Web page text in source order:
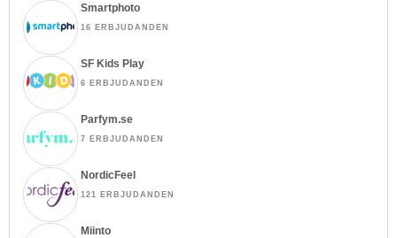
Smartphoto
16 ERBJUDANDEN
SF Kids Play
6 ERBJUDANDEN
Parfym.se
7 ERBJUDANDEN
NordicFeel
121 ERBJUDANDEN
Miinto